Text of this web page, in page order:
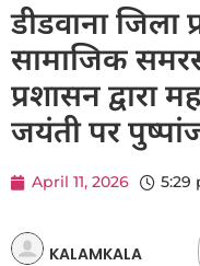
डीडवाना जिला
सामाजिक
प्रशासन द्वारा
जयंती पर
April 11, 2026 5:29
KALAMKALA